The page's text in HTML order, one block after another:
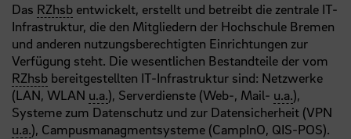
Das RZhsb entwickelt, erstellt und betreibt die zentrale IT-
Infrastruktur, die den Mitgliedern der Hochschule Bremen
und anderen nutzungsberechtigten Einrichtungen zur
Verfügung steht. Die wesentlichen Bestandteile der vom
RZhsb bereitgestellten IT-Infrastruktur sind: Netzwerke
(LAN, WLAN u.a.), Serverdienste (Web-, Mail- u.a.),
Systeme zum Datenschutz und zur Datensicherheit (VPN
u.a.), Campusmanagmentsysteme (CampInO, QIS-POS).